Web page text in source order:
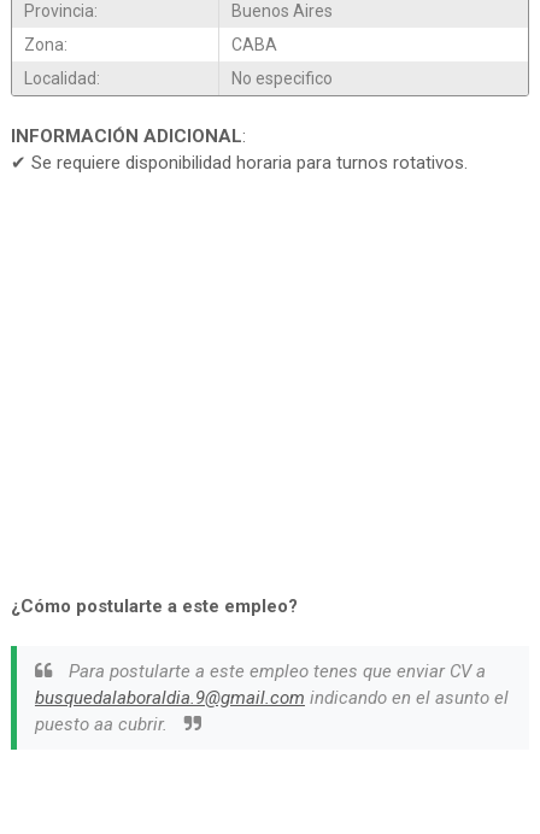
Provincia:
Buenos Aires
Zona:
CABA
Localidad:
No especifico
INFORMACIÓN ADICIONAL:
✔ Se requiere disponibilidad horaria para turnos rotativos.
¿Cómo postularte a este empleo?
Para postularte a este empleo tenes que enviar CV a
busquedalaboraldia.9@gmail.com indicando en el asunto el
puesto aa cubrir.